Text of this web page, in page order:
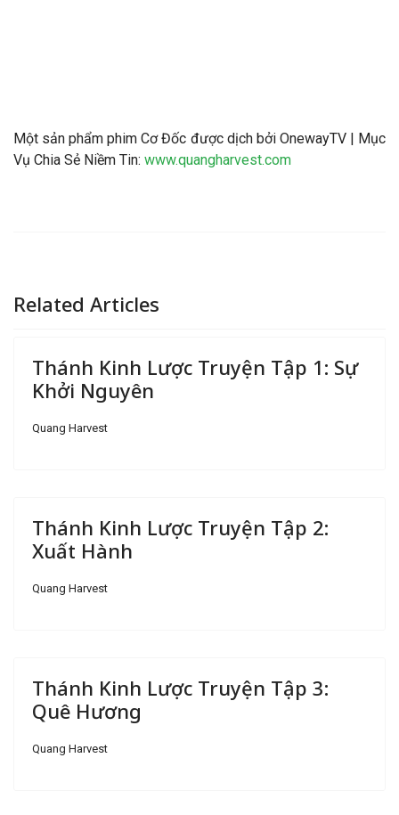
Một sản phẩm phim Cơ Đốc được dịch bởi OnewayTV | Mục
Vụ Chia Sẻ Niềm Tin: www.quangharvest.com
Related Articles
Thánh Kinh Lược Truyện Tập 1: Sự
Khởi Nguyên
Quang Harvest
Thánh Kinh Lược Truyện Tập 2:
Xuất Hành
Quang Harvest
Thánh Kinh Lược Truyện Tập 3:
Quê Hương
Quang Harvest